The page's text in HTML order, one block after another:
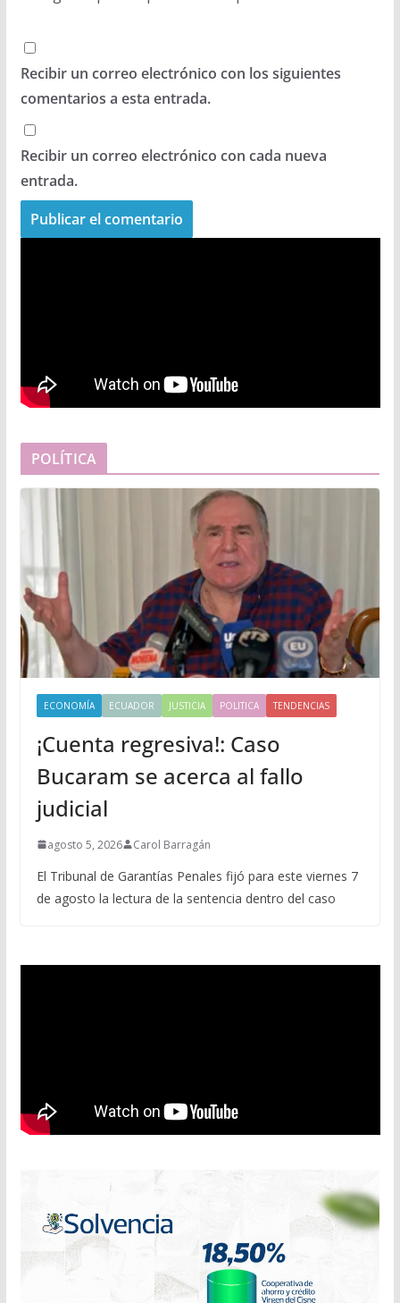
Recibir un correo electrónico con los siguientes
comentarios a esta entrada.
Recibir un correo electrónico con cada nueva
entrada.
POLÍTICA
ECONOMÍA ECUADOR JUSTICIA POLITICA TENDENCIAS
¡Cuenta regresiva!: Caso
Bucaram se acerca al fallo
judicial
agosto 5, 2026 Carol Barragán
El Tribunal de Garantías Penales fijó para este viernes 7
de agosto la lectura de la sentencia dentro del caso